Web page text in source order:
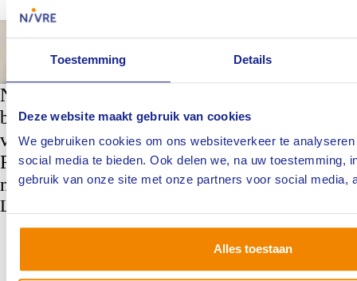
Toestemming Details
Deze website maakt gebruik van cookies
We gebruiken cookies om ons websiteverkeer te
social media te bieden. Ook delen we, na uw toestemming,
gebruik van onze site met onze partners voor social media,
Alles toestaan
Nieuw bestuur
blaast Register
voor
Risicodeskundigen
nieuw leven in
Lees meer
Herinschrijvingsregeling
voor NIVRE Register
voor Risicodeskundigen
Lees meer
1 … 3 4 5 6 7 … 11